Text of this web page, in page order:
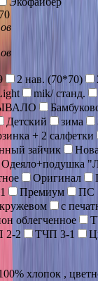
2 нав. (70*70)
mik/ станд.
Детский зима
+ 2 салфетки
зайчик
Одеяло+подушка
Оригинал
Премиум ПС
с
облегченное
2-2 ТЧП 3-1
хлопок ,